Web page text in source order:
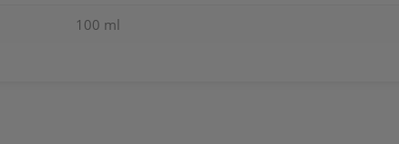
100 ml